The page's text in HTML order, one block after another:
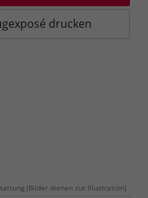
drucken
(Bilder dienen zur Illustration)